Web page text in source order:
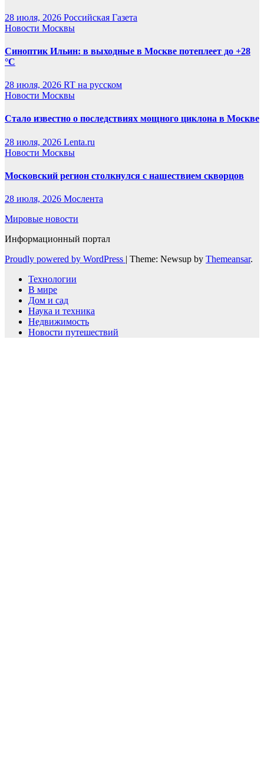
28 июля, 2026 Российская Газета
Новости Москвы
Синоптик Ильин: в выходные в Москве потеплеет до +28
°C
28 июля, 2026 RT на русском
Новости Москвы
Стало известно о последствиях мощного циклона в Москве
28 июля, 2026 Lenta.ru
Новости Москвы
Московский регион столкнулся с нашествием скворцов
28 июля, 2026 Мослента
Мировые новости
Информационный портал
Proudly powered by WordPress | Theme: Newsup by Themeansar.
Технологии
В мире
Дом и сад
Наука и техника
Недвижимость
Новости путешествий